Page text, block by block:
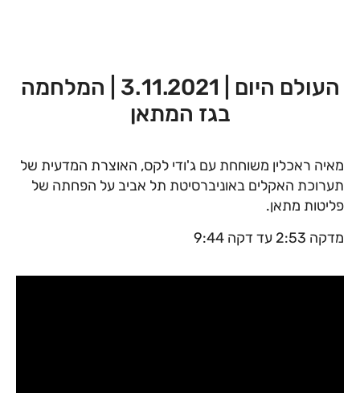
העולם היום | 3.11.2021 | המלחמה
בגז המתאן
מאיה ראכלין משוחחת עם ג'ודי לקס, האוצרת המדעית של
תערוכת האקלים באוניברסיטת תל אביב על הפחתה של
פליטות מתאן.
מדקה 2:53 עד דקה 9:44